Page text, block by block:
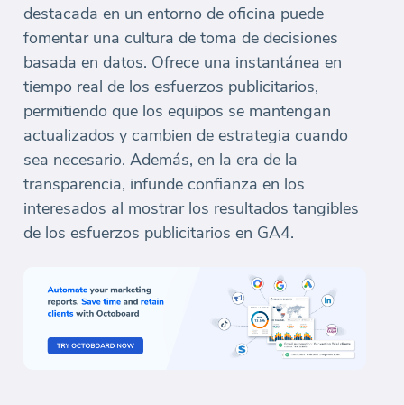
destacada en un entorno de oficina puede
fomentar una cultura de toma de decisiones
basada en datos. Ofrece una instantánea en
tiempo real de los esfuerzos publicitarios,
permitiendo que los equipos se mantengan
actualizados y cambien de estrategia cuando
sea necesario. Además, en la era de la
transparencia, infunde confianza en los
interesados al mostrar los resultados tangibles
de los esfuerzos publicitarios en GA4.